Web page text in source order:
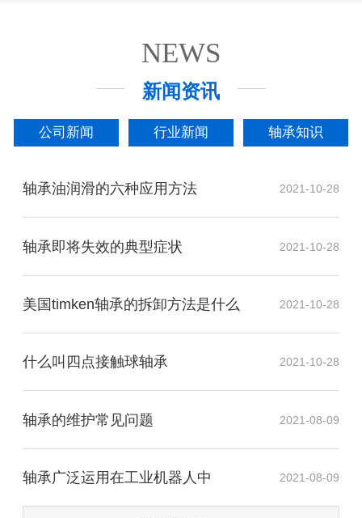
NEWS
新闻资讯
公司新闻 行业新闻 轴承知识
轴承油润滑的六种应用方法 2021-10-28
轴承即将失效的典型症状 2021-10-28
美国timken轴承的拆卸方法是什么 2021-10-28
什么叫四点接触球轴承 2021-10-28
轴承的维护常见问题 2021-08-09
​轴承广泛运用在工业机器人中 2021-08-09